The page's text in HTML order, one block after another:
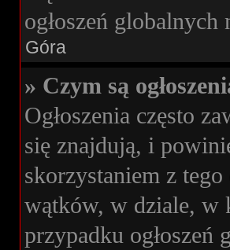
ogłoszeń
Góra
» Czym są
Ogłoszenia często
się znajdują, i
skorzystaniem z
wątków, w dziale, w
przypadku ogłoszeń